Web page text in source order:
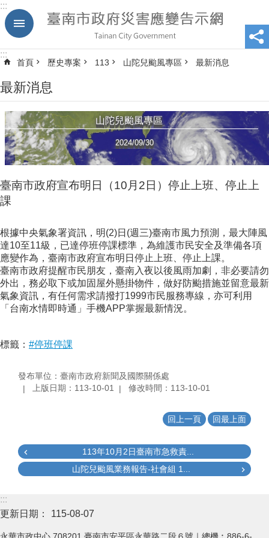
跳到主要內容區塊
:::
:::
首頁 歷史專案 113 山陀兒颱風專區 最新消息
最新消息
山陀兒颱風專區
2024/09/30
臺南市政府宣布明日（10月2日）停止上班、停止上
課
根據中央氣象署資訊，明(2)日(週三)臺南市風力預測，最大陣風
達10至11級，已達停班停課標準，為維護市民安全及準備各項
應變作為，臺南市政府宣布明日停止上班、停止上課。
臺南市政府提醒市民朋友，臺南入夜以後風雨加劇，非必要請勿
外出，務必取下或加固屋外懸掛物件，做好防颱措施並留意最新
氣象資訊，有任何需求請撥打1999市民服務專線，亦可利用
「台南水情即時通」手機APP掌握最新情況。
標籤： #停班停課
發布單位：臺南市政府新聞及國際關係處
上版日期：113-10-01
修改時間：113-10-01
回上一頁 回最上面
113年10月2日臺南市急救責...
山陀兒颱風業務報告-社會組 1...
:::
更新日期：
115-08-07